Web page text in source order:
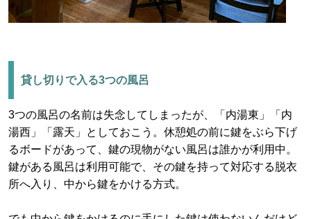
貸し切りで入る3つの風呂
3つの風呂の名前は失念してしまったが、「内湯東」「内
湯西」「露天」としておこう。休憩処の前に鍵をぶら下げ
るボードがあって、鍵の現物がない風呂は誰かが利用中。
鍵がある風呂は利用可能で、その鍵を持って対応する脱衣
所へ入り、中から鍵をかける方式。